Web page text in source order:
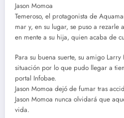
Jason Momoa
Temeroso, el protagonista de
mar y, en su lugar, se puso a rezarle
en mente a su hija, quien acaba de
Para su buena suerte, su amigo
situación por lo que pudo llegar a
portal Infobae.
Jason Momoa dejó de fumar tras
Jason Momoa nunca olvidará que
vida.